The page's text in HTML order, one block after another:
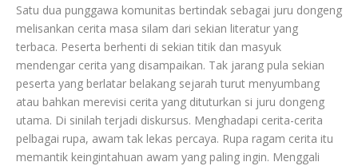
Satu dua punggawa komunitas bertindak sebagai juru dongeng
melisankan cerita masa silam dari sekian literatur yang
terbaca. Peserta berhenti di sekian titik dan masyuk
mendengar cerita yang disampaikan. Tak jarang pula sekian
peserta yang berlatar belakang sejarah turut menyumbang
atau bahkan merevisi cerita yang dituturkan si juru dongeng
utama. Di sinilah terjadi diskursus. Menghadapi cerita-cerita
pelbagai rupa, awam tak lekas percaya. Rupa ragam cerita itu
memantik keingintahuan awam yang paling ingin. Menggali